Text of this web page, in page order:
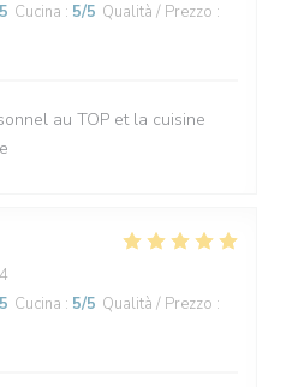
Cucina : 5/5 Qualità / Prezzo :
au TOP et la cuisine
Cucina : 5/5 Qualità / Prezzo :